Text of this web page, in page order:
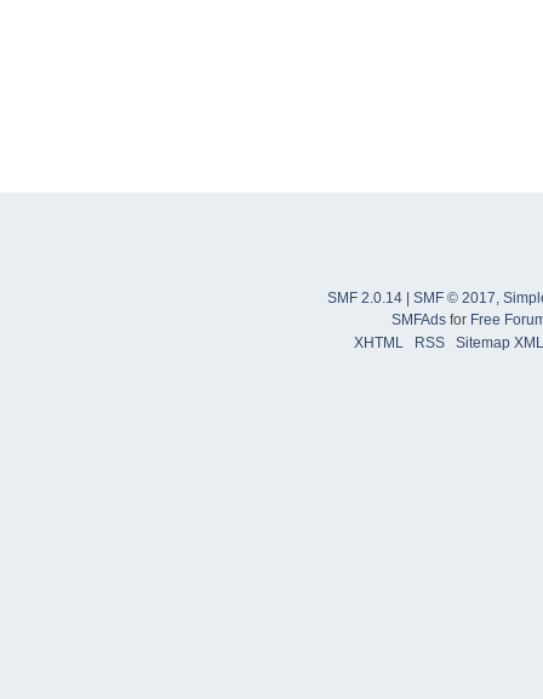
SMF 2.0.14 SMF © 2017,
SMFAdsfor Free
XHTML
RSS Sitemap XML